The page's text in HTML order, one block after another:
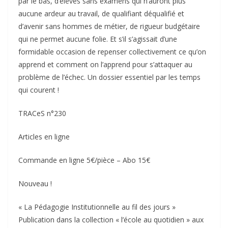
aucune ardeur au travail, de qualifiant déqualifié et
d’avenir sans hommes de métier, de rigueur budgétaire
qui ne permet aucune folie. Et s’il s’agissait d’une
formidable occasion de repenser collectivement ce qu’on
apprend et comment on l’apprend pour s’attaquer au
problème de l’échec. Un dossier essentiel par les temps
qui courent !
TRACeS n°230
Articles en ligne
Commande en ligne 5€/pièce – Abo 15€
Nouveau !
« La Pédagogie Institutionnelle au fil des jours »
Publication dans la collection « l’école au quotidien » aux